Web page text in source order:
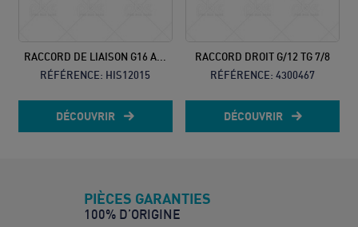
RACCORD DE LIAISON G16 A...
RÉFÉRENCE: HIS12015
DÉCOUVRIR
RACCORD DROIT G/12 TG 7/8
RÉFÉRENCE: 4300467
DÉCOUVRIR
PIÈCES GARANTIES
100% D’ORIGINE